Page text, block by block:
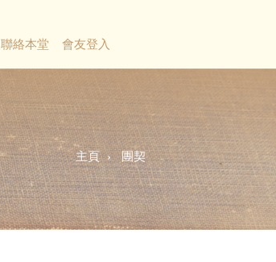
聯絡本堂 會友登入
主頁 團契